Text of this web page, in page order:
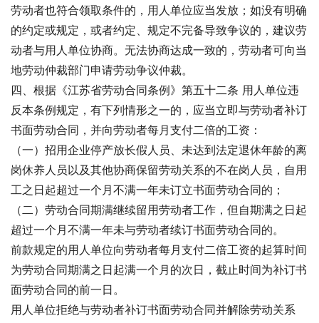
劳动者也符合领取条件的，用人单位应当发放；如没有明确
的约定或规定，或者约定、规定不完备导致争议的，建议劳
动者与用人单位协商。无法协商达成一致的，劳动者可向当
地劳动仲裁部门申请劳动争议仲裁。
四、根据《江苏省劳动合同条例》第五十二条 用人单位违
反本条例规定，有下列情形之一的，应当立即与劳动者补订
书面劳动合同，并向劳动者每月支付二倍的工资：
（一）招用企业停产放长假人员、未达到法定退休年龄的离
岗休养人员以及其他协商保留劳动关系的不在岗人员，自用
工之日起超过一个月不满一年未订立书面劳动合同的；
（二）劳动合同期满继续留用劳动者工作，但自期满之日起
超过一个月不满一年未与劳动者续订书面劳动合同的。
前款规定的用人单位向劳动者每月支付二倍工资的起算时间
为劳动合同期满之日起满一个月的次日，截止时间为补订书
面劳动合同的前一日。
用人单位拒绝与劳动者补订书面劳动合同并解除劳动关系